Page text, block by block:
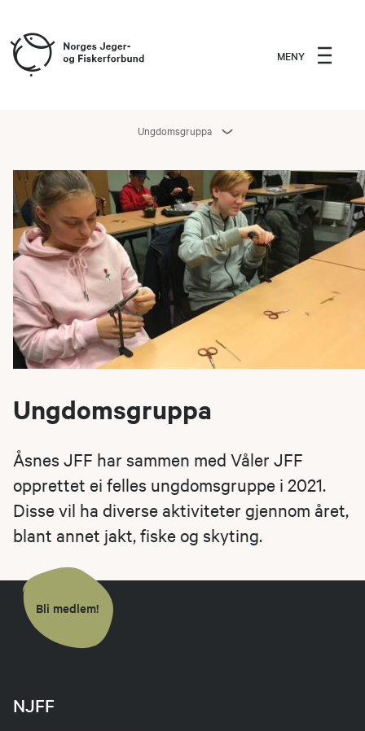
MENY
Ungdomsgruppa
Ungdomsgruppa
Åsnes JFF har sammen med Våler JFF
opprettet ei felles ungdomsgruppe i 2021.
Disse vil ha diverse aktiviteter gjennom året,
blant annet jakt, fiske og skyting.
Bli medlem!
NJFF